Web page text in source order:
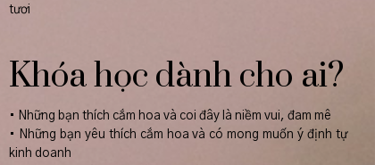
tươi
• Những bạn thích cắm hoa và coi đây là niềm vui, đam mê
• Những bạn yêu thích cắm hoa và có mong muốn ý định tự
kinh doanh
Khóa học dành cho ai?